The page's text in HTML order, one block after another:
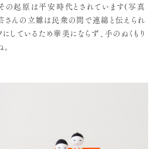
その起原は平安時代とされています(写真
さんの立雛は民衆の間で連綿と伝えられ
しているため華美にならず、手のぬくもり